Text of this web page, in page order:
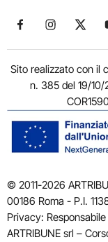
Seguici suSeguici su
Sito realizzato con il
n. 385 del 19/10/
© 2011-2026
00186 Roma - P.I.
Privacy:
ARTRIBUNE srl –